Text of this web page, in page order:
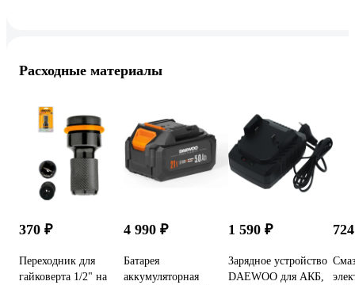
Расходные материалы
370 ₽
Переходник для
гайковерта 1/2" на
4 990 ₽
Батарея
аккумуляторная
1 590 ₽
Зарядное устройство
DAEWOO для АКБ,